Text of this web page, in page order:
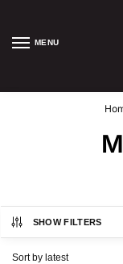
MENU
SHOW FILTERS